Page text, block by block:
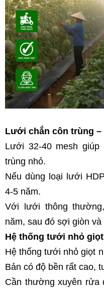
Lưới chắn côn trùng –
Lưới 32-40 mesh
trùng nhỏ.
Nếu dùng loại lưới
4-5 năm.
Với lưới thông
năm, sau đó sợi giòn và
Hệ thống tưới nhỏ giọt
Hệ thống tưới nhỏ giọt
Bản có độ bền rất cao,
Cần thường xuyên rửa